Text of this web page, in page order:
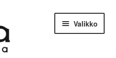
Valikko